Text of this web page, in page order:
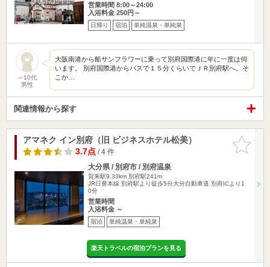
営業時間 8:00～24:00
入浴料金 250円～
日帰り 宿泊 単純温泉・単純泉
～10代
男性
大阪南港から船サンフラワーに乗って別府国際港に年に一度は伺
います。 別府国際港からバスで１５分くらいでＪＲ別府駅へ。そ
こか…
関連情報から探す
お気に入
りに追加
アマネク イン別府（旧 ビジネスホテル松美）
3.7点/ 4 件
大分県 / 別府市 / 別府温泉
賀来駅9.33km 別府駅241m
JR日豊本線 別府駅より徒歩5分大分自動車道 別府ICより1
0分
営業時間
入浴料金 ～
宿泊 単純温泉・単純泉
楽天トラベルの宿泊プランを見る